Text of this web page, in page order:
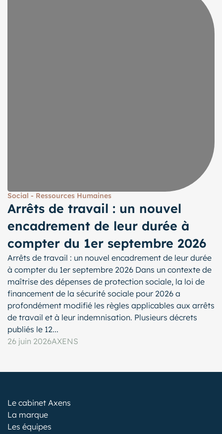
Social - Ressources Humaines
Arrêts de travail : un nouvel
encadrement de leur durée à
compter du 1er septembre 2026
Arrêts de travail : un nouvel encadrement de leur durée
à compter du 1er septembre 2026 Dans un contexte de
maîtrise des dépenses de protection sociale, la loi de
financement de la sécurité sociale pour 2026 a
profondément modifié les règles applicables aux arrêts
de travail et à leur indemnisation. Plusieurs décrets
publiés le 12...
26 juin 2026AXENS
Le cabinet Axens
La marque
Les équipes